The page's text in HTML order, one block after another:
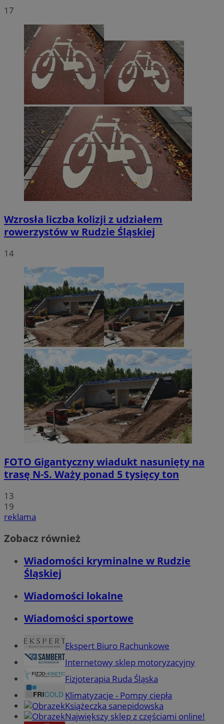
17
Wzrosła liczba kolizji z udziałem
rowerzystów w Rudzie Śląskiej
14
FOTO Gigantyczny wiadukt nasunięty na
trasę N-S. Waży ponad 5 tysięcy ton
13
19
reklama
Zobacz również
Wiadomości kryminalne w Rudzie
Śląskiej
Wiadomości lokalne
Wiadomości sportowe
Ekspert Biuro Rachunkowe
Internetowy sklep motoryzacyjny
Fizjoterapia Ruda Śląska
Klimatyzacje - Pompy ciepła
Książeczka sanepidowska
Największy sklep z częściami online!